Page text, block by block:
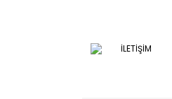
İLETİŞİM